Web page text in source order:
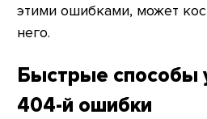
этими ошибками, может
него.
Быстрые способы
404-й ошибки